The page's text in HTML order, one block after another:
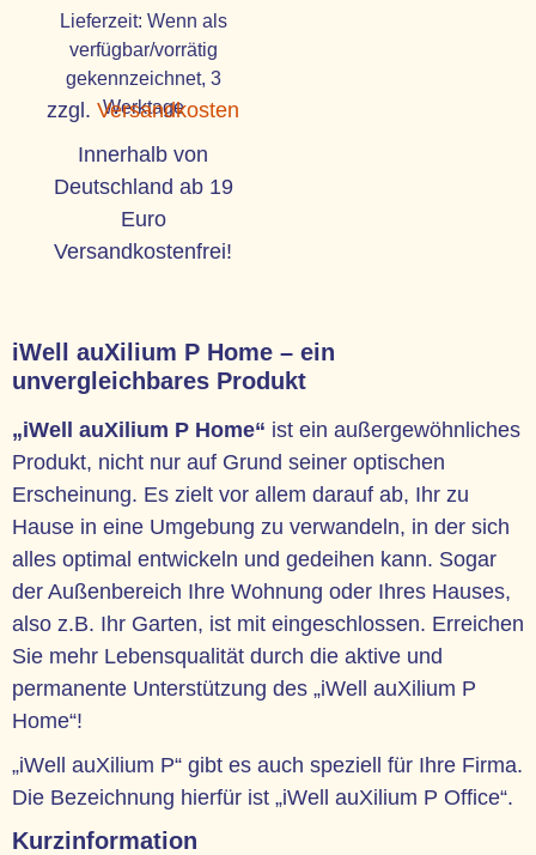
Lieferzeit: Wenn als
verfügbar/vorrätig
gekennzeichnet, 3
Werktage
zzgl.Versandkosten
Innerhalb von
Deutschland ab 19
Euro
Versandkostenfrei!
iWell auXilium P Home – ein
unvergleichbares Produkt
„iWell auXilium P Home“ ist ein außergewöhnliches
Produkt, nicht nur auf Grund seiner optischen
Erscheinung. Es zielt vor allem darauf ab, Ihr zu
Hause in eine Umgebung zu verwandeln, in der sich
alles optimal entwickeln und gedeihen kann. Sogar
der Außenbereich Ihre Wohnung oder Ihres Hauses,
also z.B. Ihr Garten, ist mit eingeschlossen. Erreichen
Sie mehr Lebensqualität durch die aktive und
permanente Unterstützung des „iWell auXilium P
Home“!
„iWell auXilium P“ gibt es auch speziell für Ihre Firma.
Die Bezeichnung hierfür ist „iWell auXilium P Office“.
Kurzinformation